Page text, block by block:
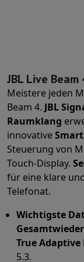
Sport, Gaming &
Gaming Konsole
Sport Zubehör
Batterien &
Infos & Beratung
Warum HiFi
Kostenlose
Unsere
Kundenservice
Häufig gestellte
JBL Live Beam
Meistere jeden
Beam 4. JBL
Raumklang
innovative
Steuerung von
Touch-Display.
für eine klare
Telefonat.
Wichtigste
True Adaptive
5.3.